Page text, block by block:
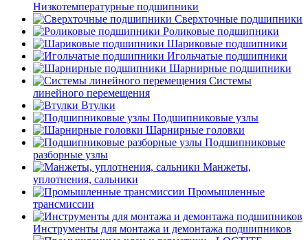
Низкотемпературные подшипники
Сверхточные подшипники
Роликовые подшипники
Шариковые подшипники
Игольчатые подшипники
Шарнирные подшипники
Системы
линейного перемещения
Втулки
Подшипниковые узлы
Шарнирные головки
Подшипниковые
разборные узлы
Манжеты,
уплотнения, сальники
Промышленные
трансмиссии
Инструменты для монтажа и демонтажа подшипников